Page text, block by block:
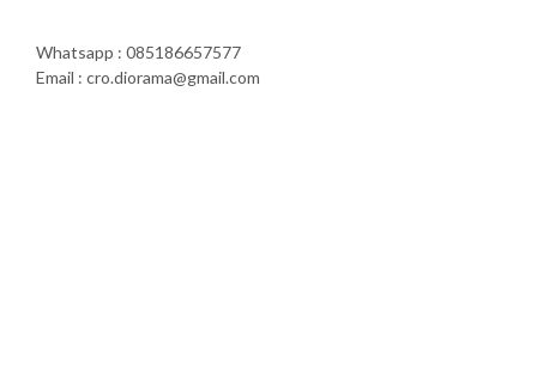
Whatsapp : 085186657577
Email : cro.diorama@gmail.com